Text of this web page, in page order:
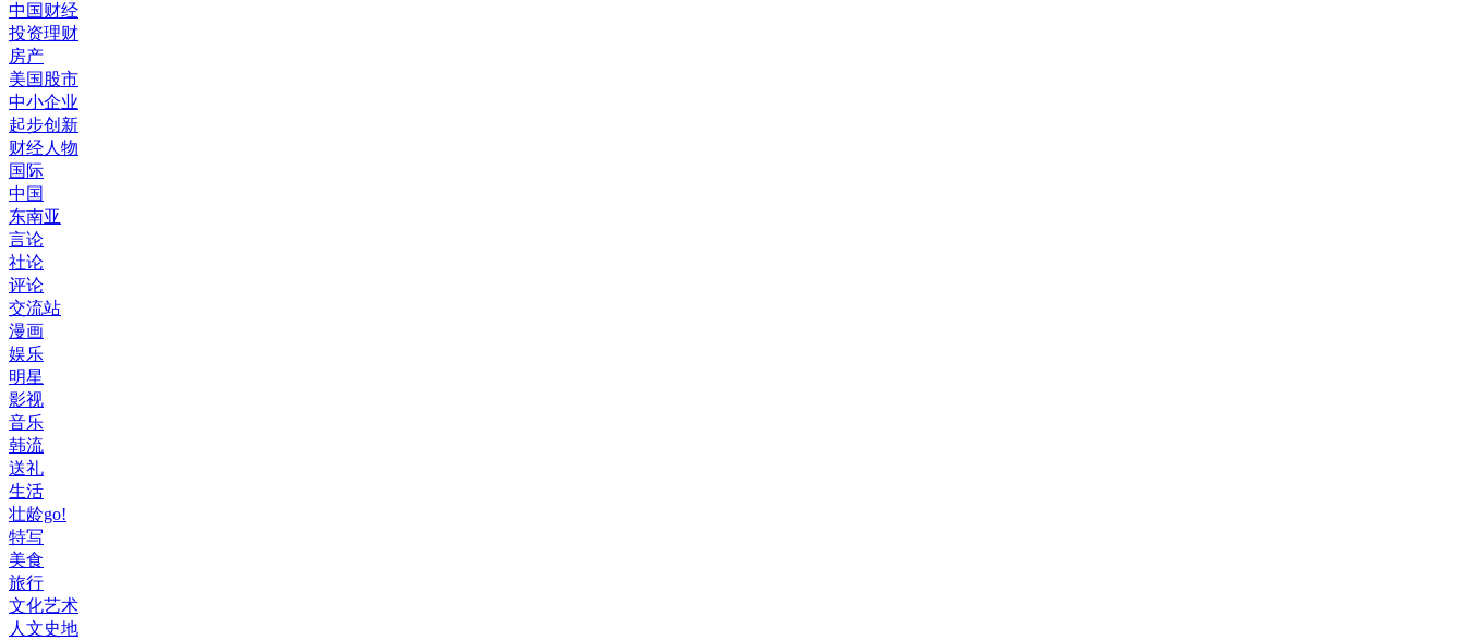
中国财经
投资理财
房产
美国股市
中小企业
起步创新
财经人物
国际
中国
东南亚
言论
社论
评论
交流站
漫画
娱乐
明星
影视
音乐
韩流
送礼
生活
壮龄go!
特写
美食
旅行
文化艺术
人文史地